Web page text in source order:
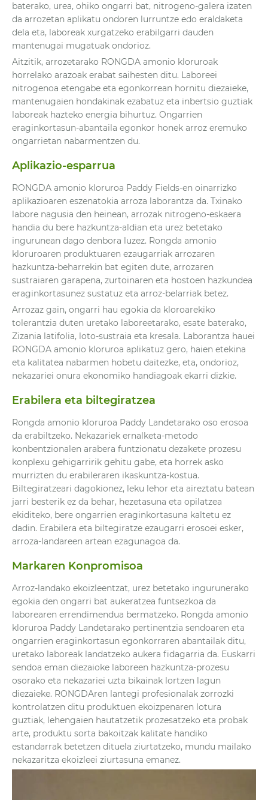
baterako, urea, ohiko ongarri bat, nitrogeno-galera izaten
da arrozetan aplikatu ondoren lurruntze edo eraldaketa
dela eta, laboreak xurgatzeko erabilgarri dauden
mantenugai mugatuak ondorioz.
Aitzitik, arrozetarako RONGDA amonio kloruroak
horrelako arazoak erabat saihesten ditu. Laboreei
nitrogenoa etengabe eta egonkorrean hornitu diezaieke,
mantenugaien hondakinak ezabatuz eta inbertsio guztiak
laboreak hazteko energia bihurtuz. Ongarrien
eraginkortasun-abantaila egonkor honek arroz eremuko
ongarrietan nabarmentzen du.
Aplikazio-esparrua
RONGDA amonio kloruroa Paddy Fields-en oinarrizko
aplikazioaren eszenatokia arroza laborantza da. Txinako
labore nagusia den heinean, arrozak nitrogeno-eskaera
handia du bere hazkuntza-aldian eta urez betetako
ingurunean dago denbora luzez. Rongda amonio
kloruroaren produktuaren ezaugarriak arrozaren
hazkuntza-beharrekin bat egiten dute, arrozaren
sustraiaren garapena, zurtoinaren eta hostoen hazkundea
eraginkortasunez sustatuz eta arroz-belarriak betez.
Arrozaz gain, ongarri hau egokia da kloroarekiko
tolerantzia duten uretako laboreetarako, esate baterako,
Zizania latifolia, loto-sustraia eta kresala. Laborantza hauei
RONGDA amonio kloruroa aplikatuz gero, haien etekina
eta kalitatea nabarmen hobetu daitezke, eta, ondorioz,
nekazariei onura ekonomiko handiagoak ekarri dizkie.
Erabilera eta biltegiratzea
Rongda amonio kloruroa Paddy Landetarako oso erosoa
da erabiltzeko. Nekazariek ernalketa-metodo
konbentzionalen arabera funtzionatu dezakete prozesu
konplexu gehigarririk gehitu gabe, eta horrek asko
murrizten du erabileraren ikaskuntza-kostua.
Biltegiratzeari dagokionez, leku lehor eta aireztatu batean
jarri besterik ez da behar, hezetasuna eta opilatzea
ekiditeko, bere ongarrien eraginkortasuna kaltetu ez
dadin. Erabilera eta biltegiratze ezaugarri erosoei esker,
arroza-landareen artean ezagunagoa da.
Markaren Konpromisoa
Arroz-landako ekoizleentzat, urez betetako ingurunerako
egokia den ongarri bat aukeratzea funtsezkoa da
laborearen errendimendua bermatzeko. Rongda amonio
kloruroa Paddy Landetarako pertinentzia sendoaren eta
ongarrien eraginkortasun egonkorraren abantailak ditu,
uretako laboreak landatzeko aukera fidagarria da. Euskarri
sendoa eman diezaioke laboreen hazkuntza-prozesu
osorako eta nekazariei uzta bikainak lortzen lagun
diezaieke. RONGDAren lantegi profesionalak zorrozki
kontrolatzen ditu produktuen ekoizpenaren lotura
guztiak, lehengaien hautatzetik prozesatzeko eta probak
arte, produktu sorta bakoitzak kalitate handiko
estandarrak betetzen dituela ziurtatzeko, mundu mailako
nekazaritza ekoizleei ziurtasuna emanez.